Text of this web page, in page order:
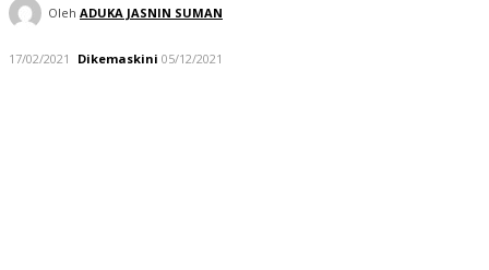
Oleh ADUKA JASNIN SUMAN
17/02/2021 Dikemaskini 05/12/2021